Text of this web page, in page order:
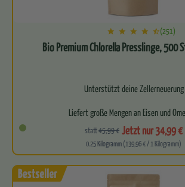
(251)
Bio Premium Chlorella Presslinge, 500
Unterstützt deine Zellerneuerung
Liefert große Mengen an Eisen und
Für ein starkes Immunsystem
statt45,99 € Jetzt nur 34,99 €
0.25 Kilogramm (139,96 € / 1 Kilogramm)